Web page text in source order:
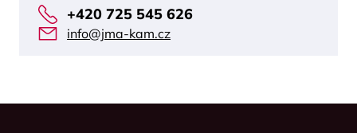
+420 725 545 626
info@jma-kam.cz